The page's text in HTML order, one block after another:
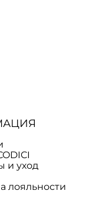
и уход
лояльности